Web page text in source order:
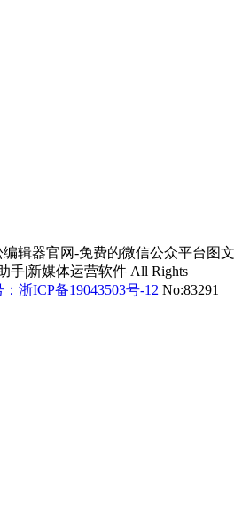
编辑器官网-免费的微信公众平台图文
手|新媒体运营软件 All Rights
浙ICP备19043503号-12 No:83291